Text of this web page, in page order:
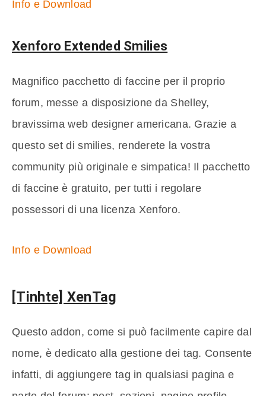
Info e Download
Xenforo Extended Smilies
Magnifico pacchetto di faccine per il proprio
forum, messe a disposizione da Shelley,
bravissima web designer americana. Grazie a
questo set di smilies, renderete la vostra
community più originale e simpatica! Il pacchetto
di faccine è gratuito, per tutti i regolare
possessori di una licenza Xenforo.
Info e Download
[Tinhte] XenTag
Questo addon, come si può facilmente capire dal
nome, è dedicato alla gestione dei tag. Consente
infatti, di aggiungere tag in qualsiasi pagina e